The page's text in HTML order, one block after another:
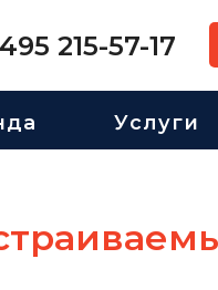
215-57-17
Услуги